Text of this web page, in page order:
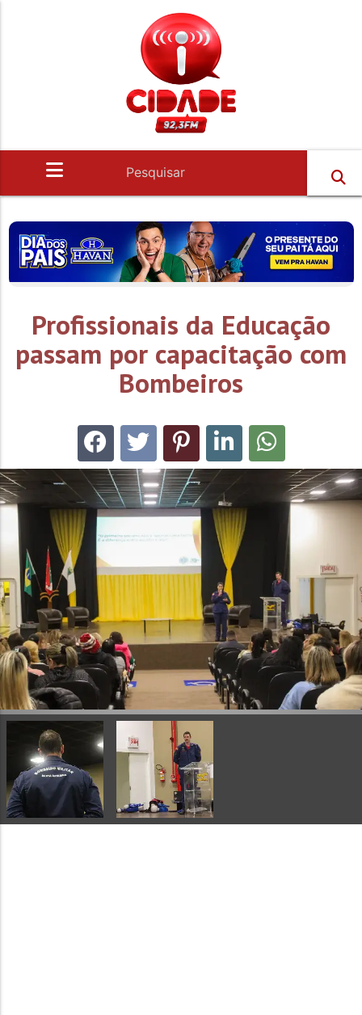
Profissionais da Educação
passam por capacitação com
Bombeiros